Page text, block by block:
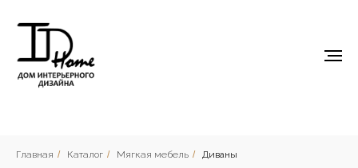
Главная / Каталог / Мягкая мебель / Диваны